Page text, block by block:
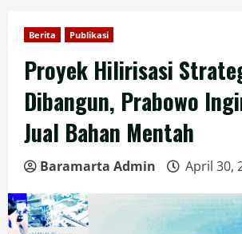
Berita Publikasi
Proyek Hilirisasi
Dibangun, Prabowo
Jual Bahan Mentah
Baramarta Admin April 30,